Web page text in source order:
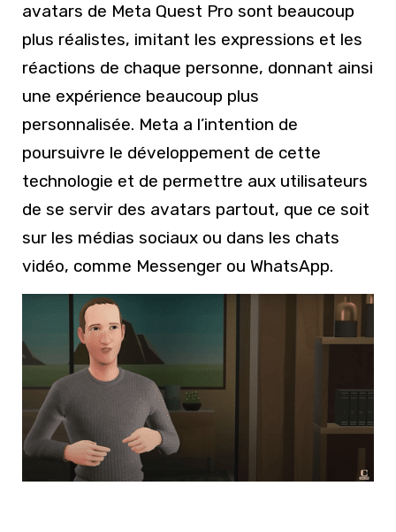
avatars de Meta Quest Pro sont beaucoup
plus réalistes, imitant les expressions et les
réactions de chaque personne, donnant ainsi
une expérience beaucoup plus
personnalisée. Meta a l’intention de
poursuivre le développement de cette
technologie et de permettre aux utilisateurs
de se servir des avatars partout, que ce soit
sur les médias sociaux ou dans les chats
vidéo, comme Messenger ou WhatsApp.